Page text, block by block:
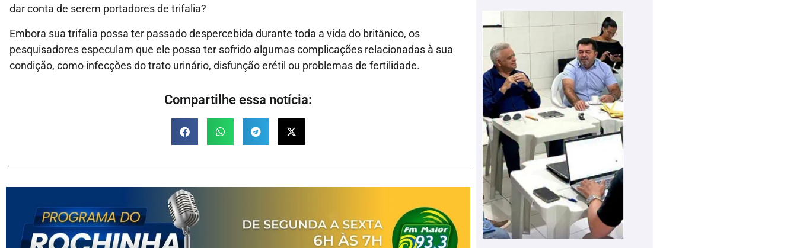
dar conta de serem portadores de trifalia?
Embora sua trifalia possa ter passado despercebida durante toda a vida do britânico, os
pesquisadores especulam que ele possa ter sofrido algumas complicações relacionadas à sua
condição, como infecções do trato urinário, disfunção erétil ou problemas de fertilidade.
Compartilhe essa notícia: